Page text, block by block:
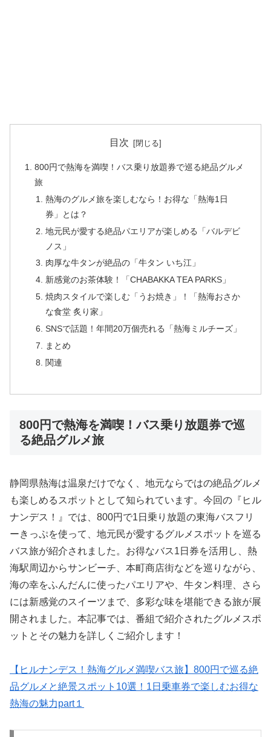
目次
800円で熱海を満喫！バス乗り放題券で巡る絶品グルメ
旅
熱海のグルメ旅を楽しむなら！お得な「熱海1日
券」とは？
地元民が愛する絶品パエリアが楽しめる「バルデビ
ノス」
肉厚な牛タンが絶品の「牛タン いち江」
新感覚のお茶体験！「CHABAKKA TEA PARKS」
焼肉スタイルで楽しむ「うお焼き」！「熱海おさか
な食堂 炙り家」
SNSで話題！年間20万個売れる「熱海ミルチーズ」
まとめ
関連
800円で熱海を満喫！バス乗り放題券で巡
る絶品グルメ旅
静岡県熱海は温泉だけでなく、地元ならではの絶品グルメ
も楽しめるスポットとして知られています。今回の『ヒル
ナンデス！』では、800円で1日乗り放題の東海バスフリ
ーきっぷを使って、地元民が愛するグルメスポットを巡る
バス旅が紹介されました。お得なバス1日券を活用し、熱
海駅周辺からサンビーチ、本町商店街などを巡りながら、
海の幸をふんだんに使ったパエリアや、牛タン料理、さら
には新感覚のスイーツまで、多彩な味を堪能できる旅が展
開されました。本記事では、番組で紹介されたグルメスポ
ットとその魅力を詳しくご紹介します！
【ヒルナンデス！熱海グルメ満喫バス旅】800円で巡る絶
品グルメと絶景スポット10選！1日乗車券で楽しむお得な
熱海の魅力part１